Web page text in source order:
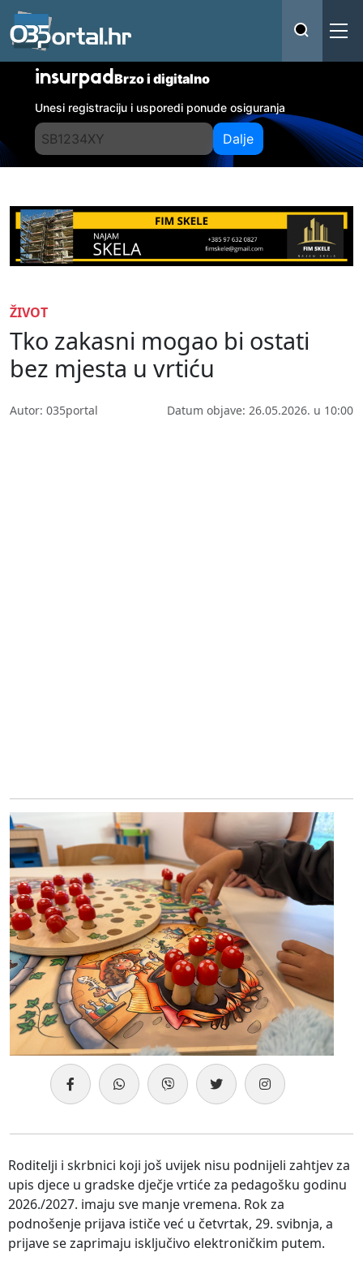
insurpadBrzo i digitalno
Unesi registraciju i usporedi ponude osiguranja
Dalje
ŽIVOT
Tko zakasni mogao bi ostati
bez mjesta u vrtiću
Autor: 035portal Datum objave: 26.05.2026. u 10:00
Roditelji i skrbnici koji još uvijek nisu podnijeli zahtjev za
upis djece u gradske dječje vrtiće za pedagošku godinu
2026./2027. imaju sve manje vremena. Rok za
podnošenje prijava ističe već u četvrtak, 29. svibnja, a
prijave se zaprimaju isključivo elektroničkim putem.